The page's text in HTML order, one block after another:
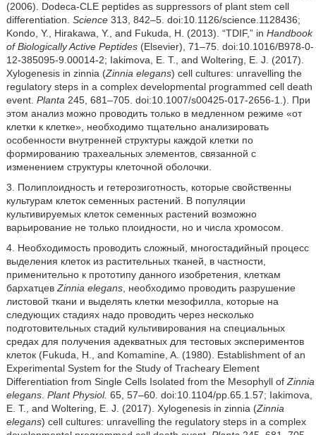
(2006). Dodeca-CLE peptides as suppressors of plant stem cell
differentiation. Science 313, 842–5. doi:10.1126/science.1128436;
Kondo, Y., Hirakawa, Y., and Fukuda, H. (2013). “TDIF,” in Handbook
of Biologically Active Peptides (Elsevier), 71–75. doi:10.1016/B978-0-
12-385095-9.00014-2; Iakimova, E. T., and Woltering, E. J. (2017).
Xylogenesis in zinnia (Zinnia elegans) cell cultures: unravelling the
regulatory steps in a complex developmental programmed cell death
event. Planta 245, 681–705. doi:10.1007/s00425-017-2656-1.). При
этом анализ можно проводить только в медленном режиме «от
клетки к клетке», необходимо тщательно анализировать
особенности внутренней структуры каждой клетки по
формированию трахеальных элементов, связанной с
изменением структуры клеточной оболочки.
3. Полиплоидность и гетерозиготность, которые свойственны
культурам клеток семенных растений. В популяции
культивируемых клеток семенных растений возможно
варьирование не только плоидности, но и числа хромосом.
4. Необходимость проводить сложный, многостадийный процесс
выделения клеток из растительных тканей, в частности,
применительно к прототипу данного изобретения, клеткам
бархатцев Zinnia elegans, необходимо проводить разрушение
листовой ткани и выделять клетки мезофилла, которые на
следующих стадиях надо проводить через несколько
подготовительных стадий культивирования на специальных
средах для получения адекватных для тестовых экспериментов
клеток (Fukuda, H., and Komamine, A. (1980). Establishment of an
Experimental System for the Study of Tracheary Element
Differentiation from Single Cells Isolated from the Mesophyll of Zinnia
elegans. Plant Physiol. 65, 57–60. doi:10.1104/pp.65.1.57; Iakimova,
E. T., and Woltering, E. J. (2017). Xylogenesis in zinnia (Zinnia
elegans) cell cultures: unravelling the regulatory steps in a complex